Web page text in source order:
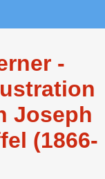
-
Joseph
(1866-